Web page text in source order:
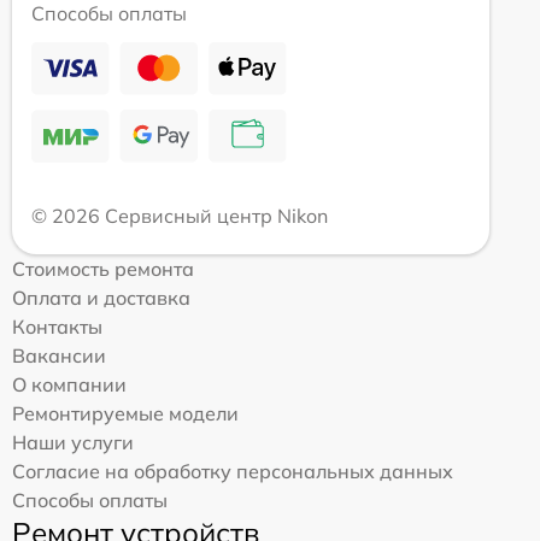
Способы оплаты
© 2026 Сервисный центр Nikon
Стоимость ремонта
Оплата и доставка
Контакты
Вакансии
О компании
Ремонтируемые модели
Наши услуги
Согласие на обработку персональных данных
Способы оплаты
Ремонт устройств